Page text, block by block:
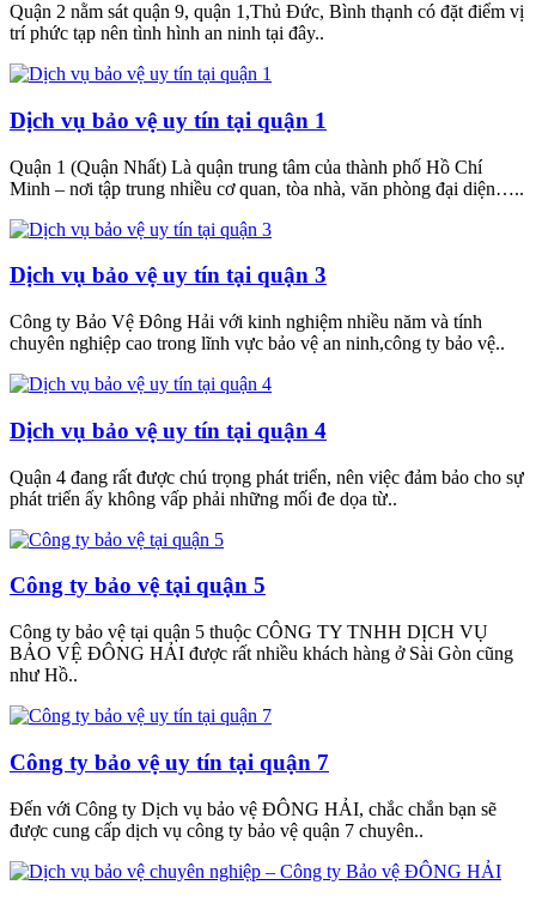
Quận 2 nằm sát quận 9, quận 1,Thủ Đức, Bình thạnh có đặt điểm vị
trí phức tạp nên tình hình an ninh tại đây..
Dịch vụ bảo vệ uy tín tại quận 1
Quận 1 (Quận Nhất) Là quận trung tâm của thành phố Hồ Chí
Minh – nơi tập trung nhiều cơ quan, tòa nhà, văn phòng đại diện…..
Dịch vụ bảo vệ uy tín tại quận 3
Công ty Bảo Vệ Đông Hải với kinh nghiệm nhiều năm và tính
chuyên nghiệp cao trong lĩnh vực bảo vệ an ninh,công ty bảo vệ..
Dịch vụ bảo vệ uy tín tại quận 4
Quận 4 đang rất được chú trọng phát triển, nên việc đảm bảo cho sự
phát triển ấy không vấp phải những mối đe dọa từ..
Công ty bảo vệ tại quận 5
Công ty bảo vệ tại quận 5 thuộc CÔNG TY TNHH DỊCH VỤ
BẢO VỆ ĐÔNG HẢI được rất nhiều khách hàng ở Sài Gòn cũng
như Hồ..
Công ty bảo vệ uy tín tại quận 7
Đến với Công ty Dịch vụ bảo vệ ĐÔNG HẢI, chắc chắn bạn sẽ
được cung cấp dịch vụ công ty bảo vệ quận 7 chuyên..